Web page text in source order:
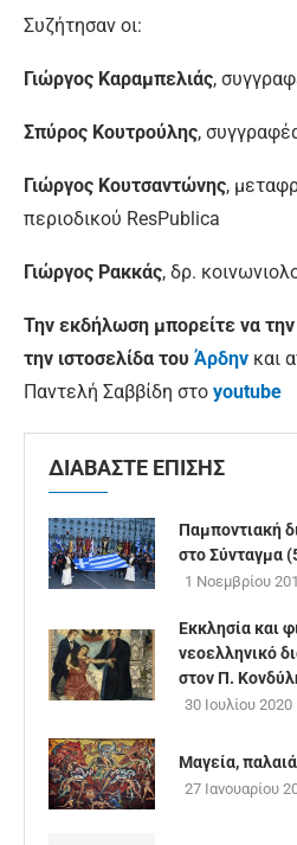
Συζήτησαν οι:
Γιώργος Καραμπελιάς,
Σπύρος Κουτρούλης,
Γιώργος Κουτσαντώνης,
περιοδικού ResPublica
Γιώργος Ρακκάς, δρ.
Την εκδήλωση μπορείτε να
την ιστοσελίδα του Άρδην και
Παντελή Σαββίδη στο youtube
ΔΙΑΒΑΣΤΕ ΕΠΙΣΗΣ
Παμποντιακή
στο Σύνταγμα
1 Νοεμβρίου
Εκκλησία και
νεοελληνικό
στον Π.
30 Ιουλίου 2020
Μαγεία,
27 Ιανουαρίου